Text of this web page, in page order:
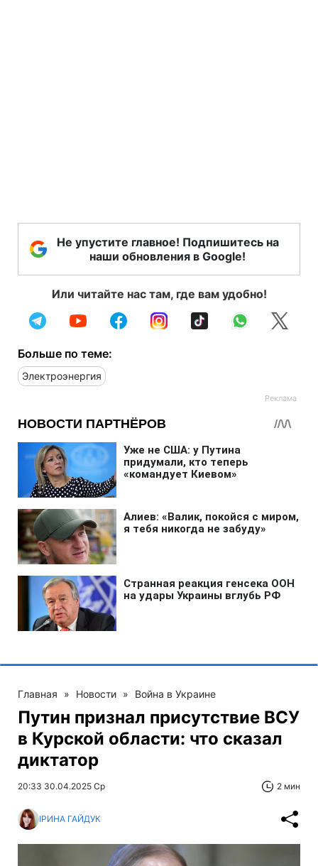
Не упустите главное! Подпишитесь на
наши обновления в Google!
Или читайте нас там, где вам удобно!
Больше по теме:
Электроэнергия
Главная » Новости » Война в Украине
Путин признал присутствие ВСУ
в Курской области: что сказал
диктатор
20:33 30.04.2025 Ср 2 мин
ІРИНА ГАЙДУК